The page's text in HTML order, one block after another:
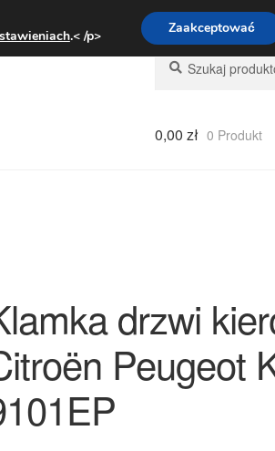
Pn.-pt. 9:00-16:00800 003 167
Szukaj:
Szukaj
0,00 zł 0 Produkt
drzwi
Peugeot
.< /p> Zaakceptować